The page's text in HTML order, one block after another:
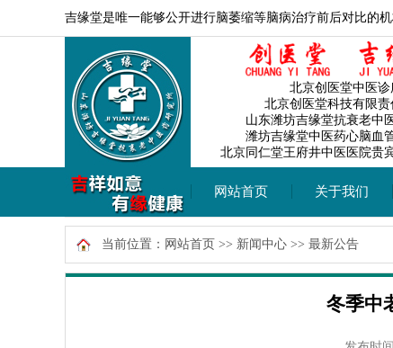
吉缘堂是唯一能够公开进行脑萎缩等脑病治疗前后对比的
北京创医堂中医诊
北京创医堂科技有限责
山东潍坊吉缘堂抗衰老中
潍坊吉缘堂中医药心脑血
北京同仁堂王府井中医医院贵
网站首页 关于我们
当前位置： 网站首页 >> 新闻中心 >> 最新公告
冬季中